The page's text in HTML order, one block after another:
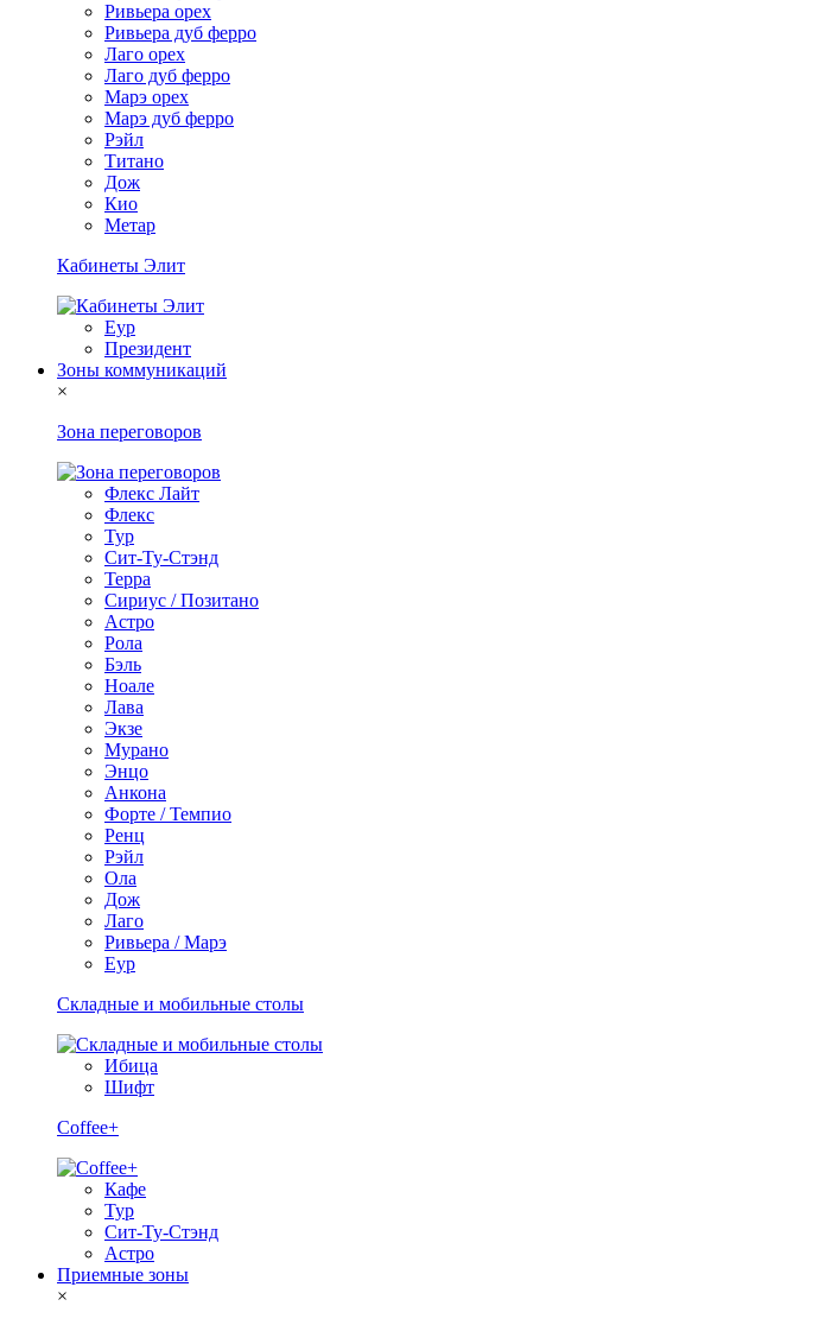
Ривьера орех
Ривьера дуб ферро
Лаго орех
Лаго дуб ферро
Марэ орех
Марэ дуб ферро
Рэйл
Титано
Дож
Кио
Метар
Кабинеты Элит
Еур
Президент
Зоны коммуникаций
×
Зона переговоров
Флекс Лайт
Флекс
Тур
Сит-Ту-Стэнд
Терра
Сириус / Позитано
Астро
Рола
Бэль
Ноале
Лава
Экзе
Мурано
Энцо
Анкона
Форте / Темпио
Ренц
Рэйл
Ола
Дож
Лаго
Ривьера / Марэ
Еур
Складные и мобильные столы
Ибица
Шифт
Coffee+
Кафе
Тур
Сит-Ту-Стэнд
Астро
Приемные зоны
×